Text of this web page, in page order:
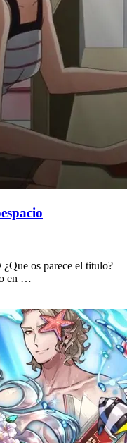
os parece el titulo?
en …